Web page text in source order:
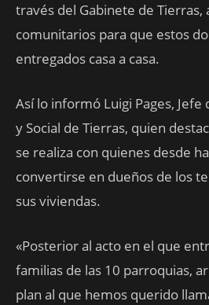
través del Gabinete de Tierras,
comunitarios para que estos
entregados casa a casa.
Así lo informó Luigi Pages, Jefe
y Social de Tierras, quien
se realiza con quienes desde
convertirse en dueños de los
sus viviendas.
«Posterior al acto en el que
familias de las 10 parroquias,
plan al que hemos querido